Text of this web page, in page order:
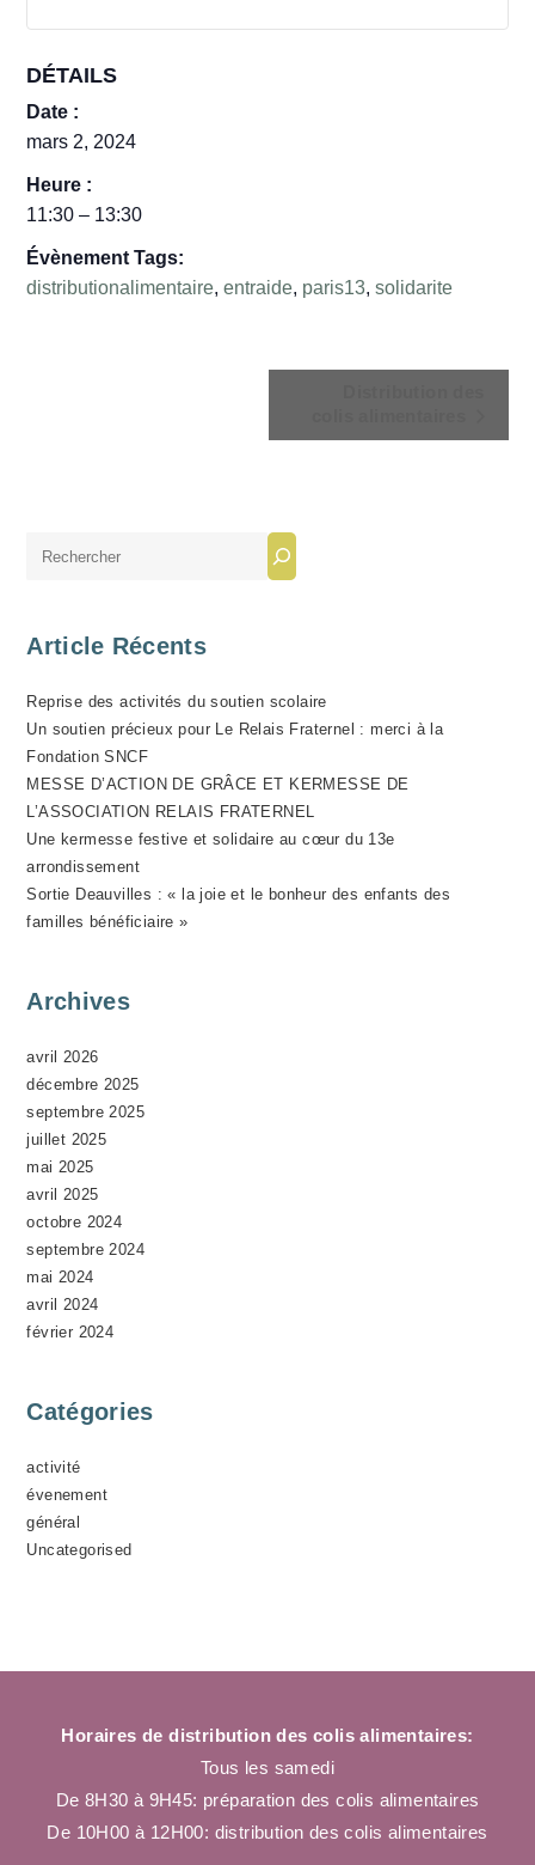
DÉTAILS
Date :
mars 2, 2024
Heure :
11:30 – 13:30
Évènement Tags:
distributionalimentaire,entraide, paris13,solidarite
O
É
V
È
N
E
M
E
N
Article Récents
Reprise des activités du soutien scolaire
Un soutien précieux pour Le Relais Fraternel : merci à la
Fondation SNCF
MESSE D’ACTION DE GRÂCE ET KERMESSE DE
L’ASSOCIATION RELAIS FRATERNEL
Une kermesse festive et solidaire au cœur du 13e
arrondissement
Sortie Deauvilles : « la joie et le bonheur des enfants des
familles bénéficiaire »
Archives
avril 2026
décembre 2025
septembre 2025
juillet 2025
mai 2025
avril 2025
octobre 2024
septembre 2024
mai 2024
avril 2024
février 2024
Catégories
activité
évenement
général
Uncategorised
Horaires de distribution des colis alimentaires:
Tous les samedi
De 8H30 à 9H45: préparation des colis alimentaires
De 10H00 à 12H00: distribution des colis alimentaires